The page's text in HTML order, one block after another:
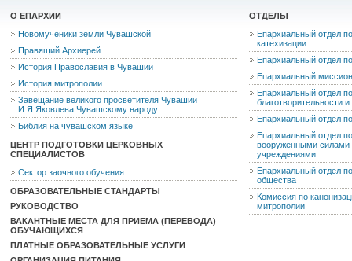
О ЕПАРХИИ
Новомученики земли Чувашской
Правящий Архиерей
История Православия в Чувашии
История митрополии
Завещание великого просветителя Чувашии
И.Я.Яковлева Чувашскому народу
Библия на чувашском языке
ЦЕНТР ПОДГОТОВКИ ЦЕРКОВНЫХ
СПЕЦИАЛИСТОВ
Сектор заочного обучения
ОБРАЗОВАТЕЛЬНЫЕ СТАНДАРТЫ
РУКОВОДСТВО
ВАКАНТНЫЕ МЕСТА ДЛЯ ПРИЕМА (ПЕРЕВОДА)
ОБУЧАЮЩИХСЯ
ПЛАТНЫЕ ОБРАЗОВАТЕЛЬНЫЕ УСЛУГИ
ОТДЕЛЫ
Епархиальный отдел
катехизации
Епархиальный отдел
Епархиальный
Епархиальный отдел
благотворительности
Епархиальный отдел
Епархиальный отдел
вооруженными силами
учреждениями
Епархиальный отдел
общества
Комиссия по
митрополии